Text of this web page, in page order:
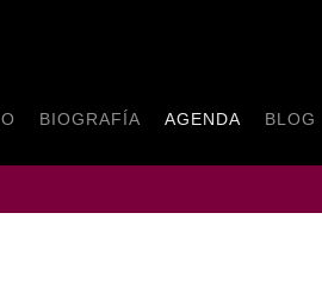
BIOGRAFÍA AGENDA BLOG